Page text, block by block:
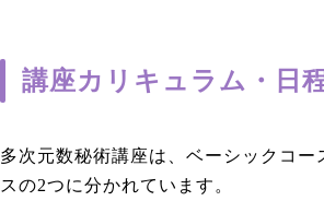
講座カリキュラム・日
多次元数秘術講座は、ベーシックコー
スの2つに分かれています。